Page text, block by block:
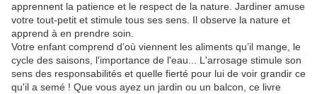
apprennent la patience et le respect de la nature. Jardiner amuse
votre tout-petit et stimule tous ses sens. Il observe la nature et
apprend à en prendre soin.
Votre enfant comprend d’où viennent les aliments qu’il mange, le
cycle des saisons, l'importance de l'eau... L'arrosage stimule son
sens des responsabilités et quelle fierté pour lui de voir grandir ce
qu'il a semé ! Que vous ayez un jardin ou un balcon, ce livre